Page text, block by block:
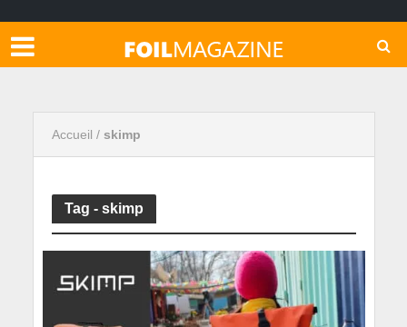
Accueil / skimp
Tag - skimp